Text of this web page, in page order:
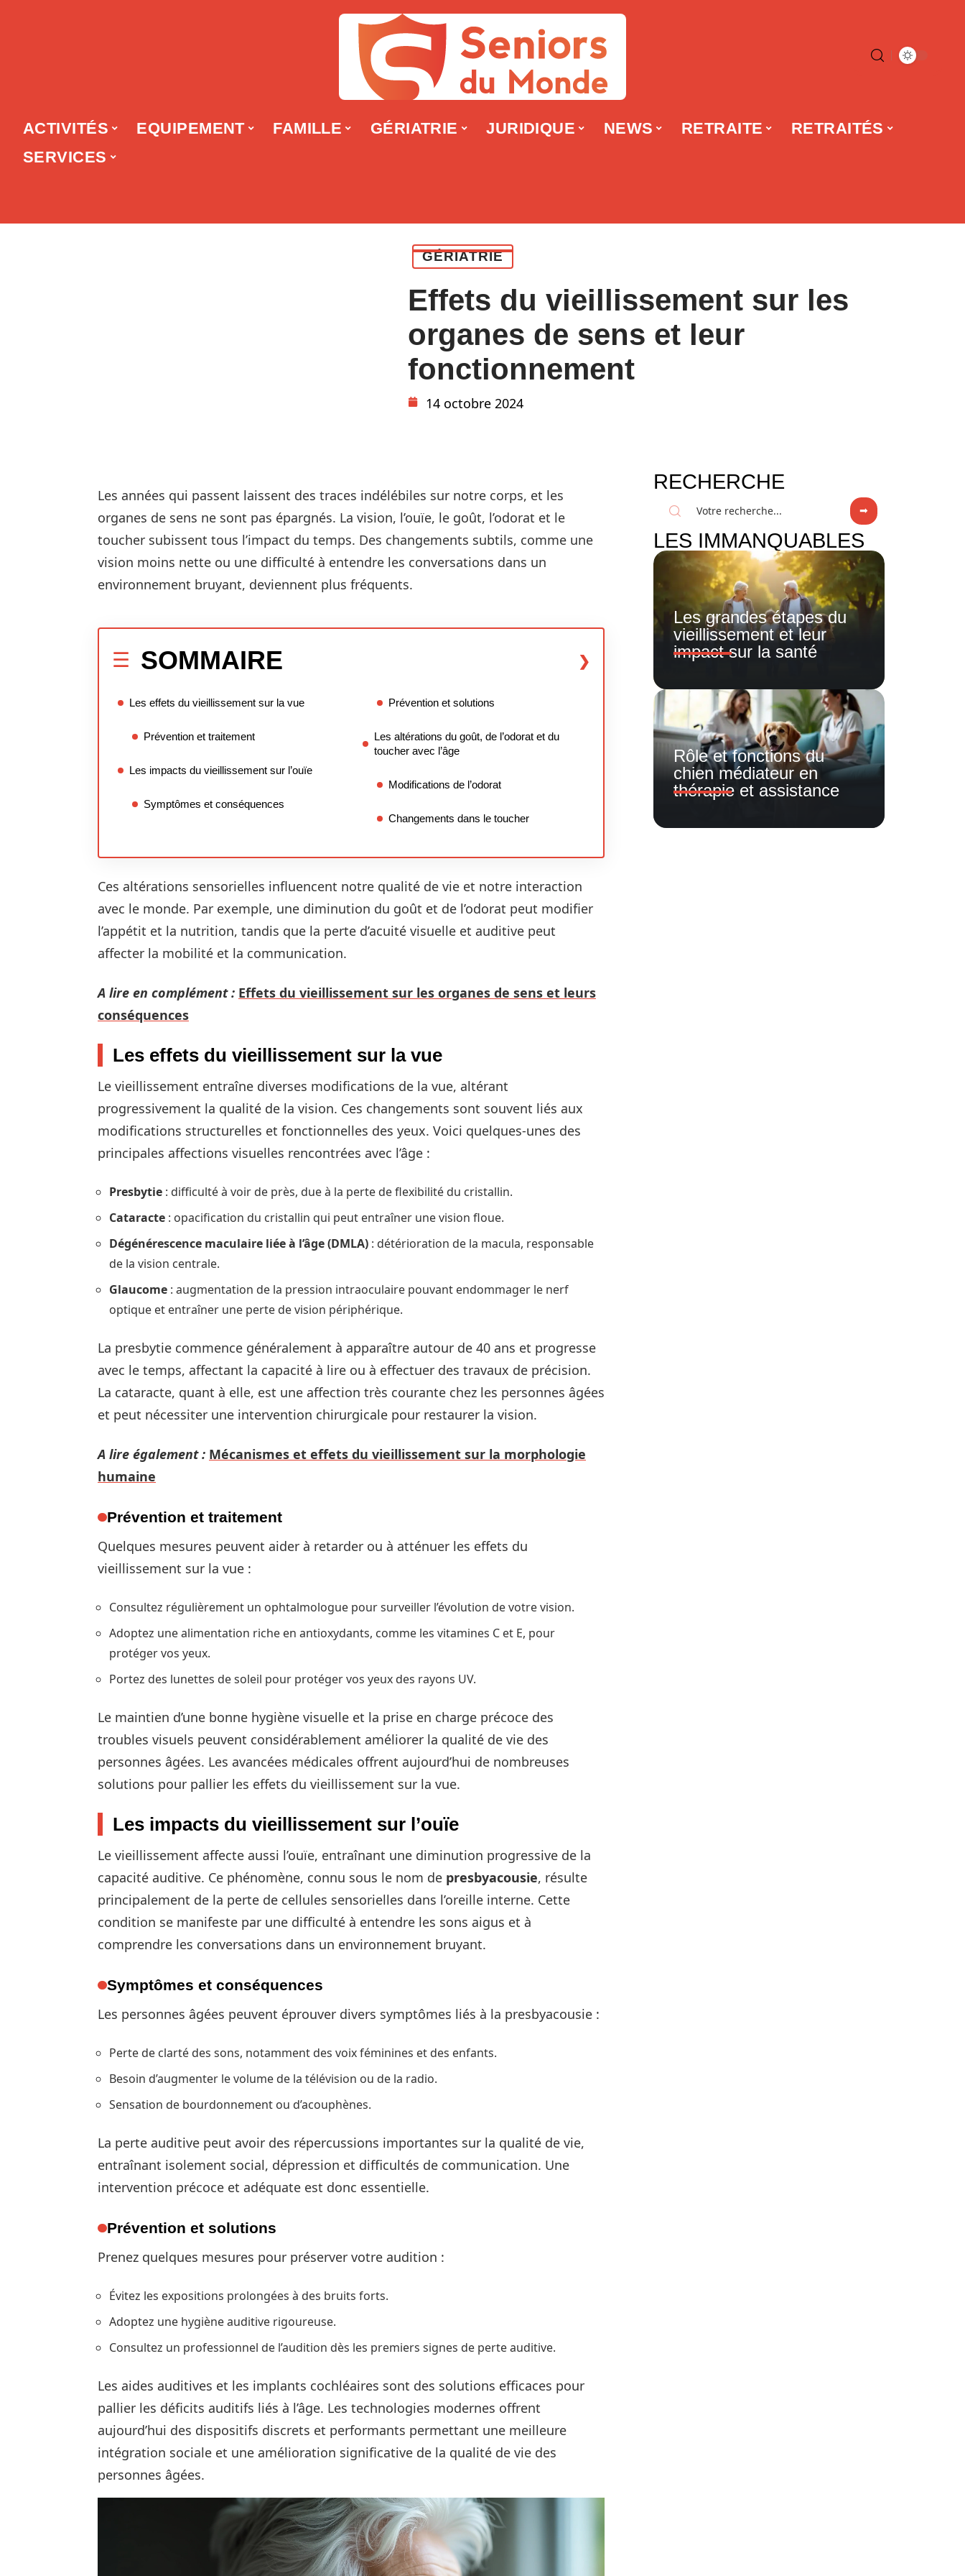
ACTIVITÉS EQUIPEMENT FAMILLE GÉRIATRIE JURIDIQUE NEWS RETRAITE
RETRAITÉS
SERVICES
GÉRIATRIE
Effets du vieillissement sur les
organes de sens et leur
fonctionnement
14 octobre 2024
Les années qui passent laissent des traces indélébiles sur notre corps, et les
organes de sens ne sont pas épargnés. La vision, l’ouïe, le goût, l’odorat et le
toucher subissent tous l’impact du temps. Des changements subtils, comme une
vision moins nette ou une difficulté à entendre les conversations dans un
environnement bruyant, deviennent plus fréquents.
SOMMAIRE
Les effets du vieillissement sur la vue
Prévention et traitement
Les impacts du vieillissement sur l’ouïe
Symptômes et conséquences
Prévention et solutions
Les altérations du goût, de l’odorat et du
toucher avec l’âge
Modifications de l’odorat
Changements dans le toucher
Ces altérations sensorielles influencent notre qualité de vie et notre interaction
avec le monde. Par exemple, une diminution du goût et de l’odorat peut modifier
l’appétit et la nutrition, tandis que la perte d’acuité visuelle et auditive peut
affecter la mobilité et la communication.
A lire en complément : Effets du vieillissement sur les organes de sens et leurs
conséquences
Les effets du vieillissement sur la vue
Le vieillissement entraîne diverses modifications de la vue, altérant
progressivement la qualité de la vision. Ces changements sont souvent liés aux
modifications structurelles et fonctionnelles des yeux. Voici quelques-unes des
principales affections visuelles rencontrées avec l’âge :
Presbytie : difficulté à voir de près, due à la perte de flexibilité du cristallin.
Cataracte : opacification du cristallin qui peut entraîner une vision floue.
Dégénérescence maculaire liée à l’âge (DMLA) : détérioration de la macula, responsable
de la vision centrale.
Glaucome : augmentation de la pression intraoculaire pouvant endommager le nerf
optique et entraîner une perte de vision périphérique.
La presbytie commence généralement à apparaître autour de 40 ans et progresse
avec le temps, affectant la capacité à lire ou à effectuer des travaux de précision.
La cataracte, quant à elle, est une affection très courante chez les personnes âgées
et peut nécessiter une intervention chirurgicale pour restaurer la vision.
A lire également : Mécanismes et effets du vieillissement sur la morphologie
humaine
Prévention et traitement
Quelques mesures peuvent aider à retarder ou à atténuer les effets du
vieillissement sur la vue :
Consultez régulièrement un ophtalmologue pour surveiller l’évolution de votre vision.
Adoptez une alimentation riche en antioxydants, comme les vitamines C et E, pour
protéger vos yeux.
Portez des lunettes de soleil pour protéger vos yeux des rayons UV.
Le maintien d’une bonne hygiène visuelle et la prise en charge précoce des
troubles visuels peuvent considérablement améliorer la qualité de vie des
personnes âgées. Les avancées médicales offrent aujourd’hui de nombreuses
solutions pour pallier les effets du vieillissement sur la vue.
Les impacts du vieillissement sur l’ouïe
Le vieillissement affecte aussi l’ouïe, entraînant une diminution progressive de la
capacité auditive. Ce phénomène, connu sous le nom de presbyacousie, résulte
principalement de la perte de cellules sensorielles dans l’oreille interne. Cette
condition se manifeste par une difficulté à entendre les sons aigus et à
comprendre les conversations dans un environnement bruyant.
Symptômes et conséquences
Les personnes âgées peuvent éprouver divers symptômes liés à la presbyacousie :
Perte de clarté des sons, notamment des voix féminines et des enfants.
Besoin d’augmenter le volume de la télévision ou de la radio.
Sensation de bourdonnement ou d’acouphènes.
La perte auditive peut avoir des répercussions importantes sur la qualité de vie,
entraînant isolement social, dépression et difficultés de communication. Une
intervention précoce et adéquate est donc essentielle.
Prévention et solutions
Prenez quelques mesures pour préserver votre audition :
Évitez les expositions prolongées à des bruits forts.
Adoptez une hygiène auditive rigoureuse.
Consultez un professionnel de l’audition dès les premiers signes de perte auditive.
Les aides auditives et les implants cochléaires sont des solutions efficaces pour
pallier les déficits auditifs liés à l’âge. Les technologies modernes offrent
aujourd’hui des dispositifs discrets et performants permettant une meilleure
intégration sociale et une amélioration significative de la qualité de vie des
personnes âgées.
RECHERCHE
LES IMMANQUABLES
Les grandes étapes du
vieillissement et leur
impact sur la santé
Rôle et fonctions du
chien médiateur en
thérapie et assistance